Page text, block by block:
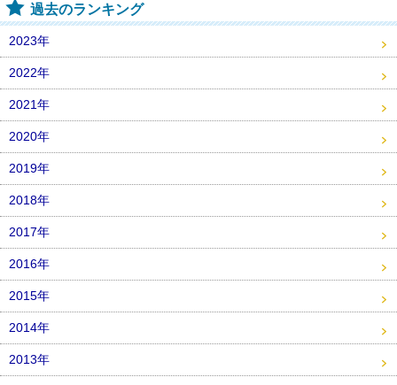
過去のランキング
2023年
2022年
2021年
2020年
2019年
2018年
2017年
2016年
2015年
2014年
2013年